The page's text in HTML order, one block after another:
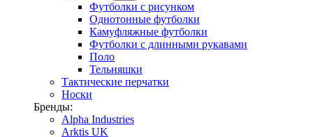
Футболки с рисунком
Однотонные футболки
Камуфляжные футболки
Футболки с длинными рукавами
Поло
Тельняшки
Тактические перчатки
Носки
Бренды:
Alpha Industries
Arktis UK